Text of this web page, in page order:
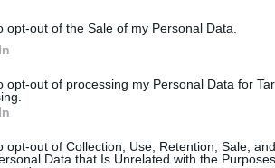
opt-out of the Sale of my Personal Data.
opt-out of processing my Personal Data for
opt-out of Collection, Use, Retention, Sale,
Data that Is Unrelated with the
σας κυριεύει, το οποίο μπορεί
Το βασικό σας παράπονο θα
δεν σας συμπεριφέρθηκε σωστά
επόμενες ημέρες σκέφτεστε
νωρίς το ποιόν του